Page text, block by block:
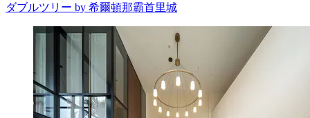
ダブルツリー by 希爾頓那霸首里城